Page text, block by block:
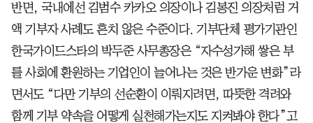
반면, 국내에선 김범수 카카오 의장이나 김봉진 의장처럼 거
액 기부자 사례도 흔치 않은 수준이다. 기부단체 평가기관인
한국가이드스타의 박두준 사무총장은 “자수성가해 쌓은 부
를 사회에 환원하는 기업인이 늘어나는 것은 반가운 변화”라
면서도 “다만 기부의 선순환이 이뤄지려면, 따뜻한 격려와
함께 기부 약속을 어떻게 실천해가는지도 지켜봐야 한다”고